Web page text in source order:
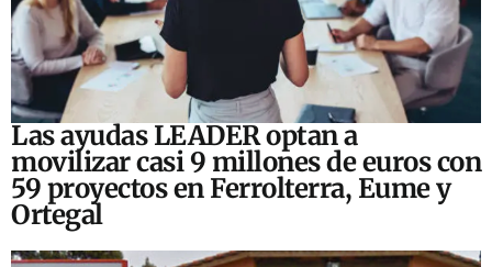
Las ayudas LEADER optan a
movilizar casi 9 millones de euros con
59 proyectos en Ferrolterra, Eume y
Ortegal